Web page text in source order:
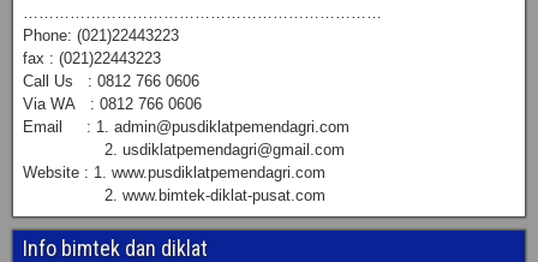
Phone: (021)22443223
fax : (021)22443223
Call Us : 0812 766 0606
Via WA : 0812 766 0606
Email : 1. admin@pusdiklatpemendagri.com
2. usdiklatpemendagri@gmail.com
Website : 1. www.pusdiklatpemendagri.com
2. www.bimtek-diklat-pusat.com
Info bimtek dan diklat